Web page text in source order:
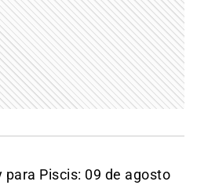
para Piscis: 09 de agosto